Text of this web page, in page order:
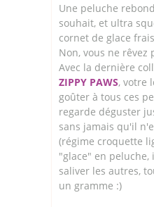
Une peluche
souhait, et ultra
cornet de glace
Non, vous ne rêvez
Avec la dernière
ZIPPY PAWS, votre
goûter à tous ces
regarde déguster
sans jamais qu'il
(régime croquette
"glace" en
saliver les autres,
un gramme :)